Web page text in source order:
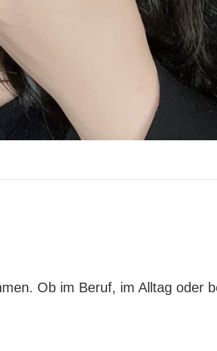
Ob im Beruf, im Alltag oder